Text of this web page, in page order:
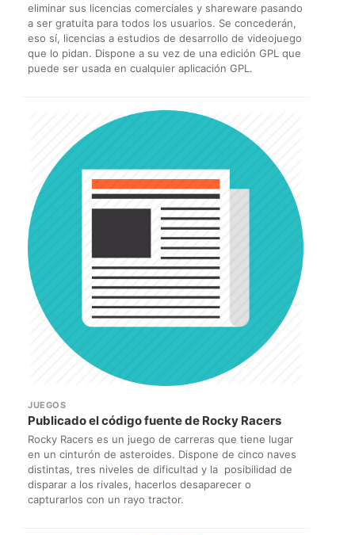
eliminar sus licencias comerciales y shareware pasando
a ser gratuita para todos los usuarios. Se concederán,
eso sí, licencias a estudios de desarrollo de videojuego
que lo pidan. Dispone a su vez de una edición GPL que
puede ser usada en cualquier aplicación GPL.
JUEGOS
Publicado el código fuente de Rocky Racers
Rocky Racers es un juego de carreras que tiene lugar
en un cinturón de asteroides. Dispone de cinco naves
distintas, tres niveles de dificultad y la posibilidad de
disparar a los rivales, hacerlos desaparecer o
capturarlos con un rayo tractor.